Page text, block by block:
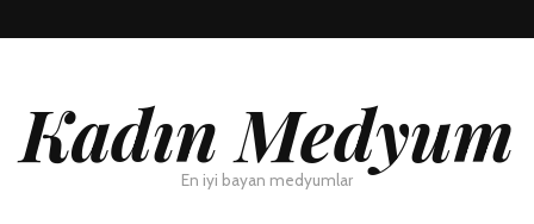
Kadın Medyum
En iyi bayan medyumlar